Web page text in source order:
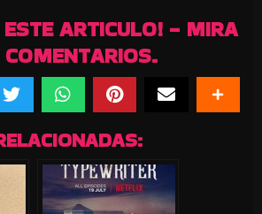
ARTICULO! - MIRA